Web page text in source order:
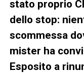
stato proprio
dello stop:
scommessa
mister ha
Esposito a